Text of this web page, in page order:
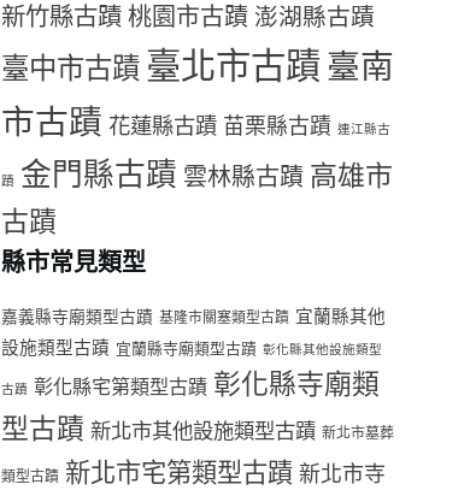
新竹縣古蹟 桃園市古蹟 澎湖縣古蹟
臺中市古蹟 臺北市古蹟臺南
市古蹟 花蓮縣古蹟 苗栗縣古蹟 連江縣古
蹟 金門縣古蹟 雲林縣古蹟 高雄市
古蹟
縣市常見類型
嘉義縣寺廟類型古蹟 基隆市關塞類型古蹟 宜蘭縣其他
設施類型古蹟 宜蘭縣寺廟類型古蹟 彰化縣其他設施類型
古蹟 彰化縣宅第類型古蹟 彰化縣寺廟類
型古蹟 新北市其他設施類型古蹟 新北市墓葬
類型古蹟 新北市宅第類型古蹟 新北市寺